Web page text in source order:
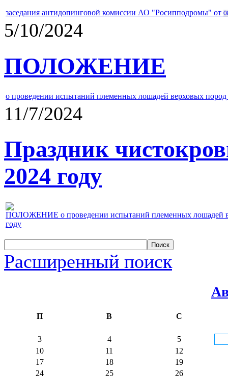
заседания антидопинговой комиссии АО "Росипподромы" от
5/10/2024
ПОЛОЖЕНИЕ
о проведении испытаний племенных лошадей верховых
11/7/2024
Праздник
2024 году
ПОЛОЖЕНИЕ о проведении испытаний племенных лошадей
году
Расширенный поиск
П В С
3 4
5
10
11
12
17
18
19
24
25
26